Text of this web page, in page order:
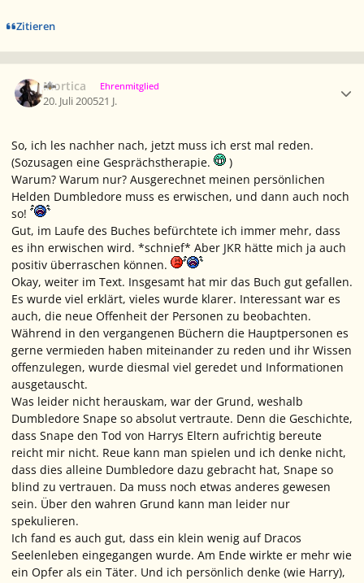
Zitieren
Mortica Ehrenmitglied
20. Juli 200521 J.
So, ich les nachher nach, jetzt muss ich erst mal reden.
(Sozusagen eine Gesprächstherapie.
)
Warum? Warum nur? Ausgerechnet meinen persönlichen
Helden Dumbledore muss es erwischen, und dann auch noch
so!
Gut, im Laufe des Buches befürchtete ich immer mehr, dass
es ihn erwischen wird. *schnief* Aber JKR hätte mich ja auch
positiv überraschen können.
Okay, weiter im Text. Insgesamt hat mir das Buch gut gefallen.
Es wurde viel erklärt, vieles wurde klarer. Interessant war es
auch, die neue Offenheit der Personen zu beobachten.
Während in den vergangenen Büchern die Hauptpersonen es
gerne vermieden haben miteinander zu reden und ihr Wissen
offenzulegen, wurde diesmal viel geredet und Informationen
ausgetauscht.
Was leider nicht herauskam, war der Grund, weshalb
Dumbledore Snape so absolut vertraute. Denn die Geschichte,
dass Snape den Tod von Harrys Eltern aufrichtig bereute
reicht mir nicht. Reue kann man spielen und ich denke nicht,
dass dies alleine Dumbledore dazu gebracht hat, Snape so
blind zu vertrauen. Da muss noch etwas anderes gewesen
sein. Über den wahren Grund kann man leider nur
spekulieren.
Ich fand es auch gut, dass ein klein wenig auf Dracos
Seelenleben eingegangen wurde. Am Ende wirkte er mehr wie
ein Opfer als ein Täter. Und ich persönlich denke (wie Harry),